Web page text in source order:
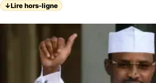
↓Lire hors-ligne